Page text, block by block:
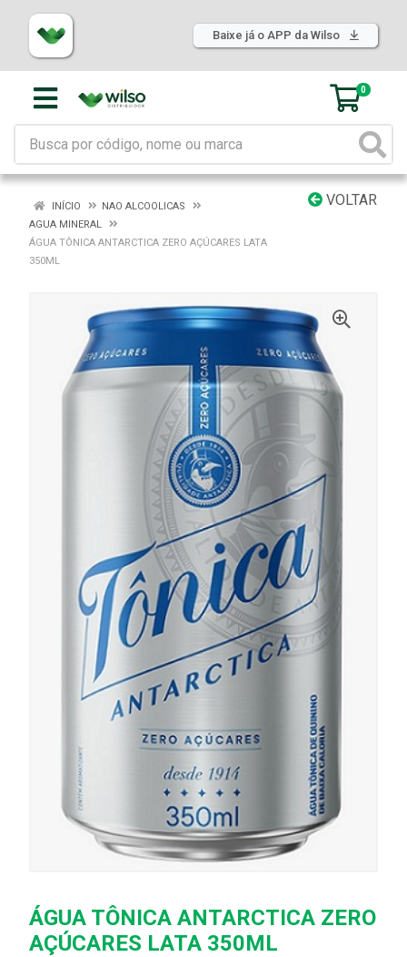
Baixe já o APP da Wilso
0
VOLTAR
INÍCIO
NAO ALCOOLICAS
AGUA MINERAL
ÁGUA TÔNICA ANTARCTICA ZERO AÇÚCARES LATA
350ML
ÁGUA TÔNICA ANTARCTICA ZERO
AÇÚCARES LATA 350ML